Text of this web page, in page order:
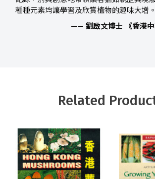
種種元素均讓學習及欣賞植物的趣味大增。
—— 劉啟文博士 《香港
Related